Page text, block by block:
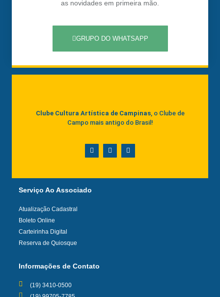
as novidades em primeira mão.
GRUPO DO WHATSAPP
Clube Cultura Artística de Campinas, o Clube de
Campo mais antigo do Brasil!
Serviço Ao Associado
Atualização Cadastral
Boleto Online
Carteirinha Digital
Reserva de Quiosque
Informações de Contato
(19) 3410-0500